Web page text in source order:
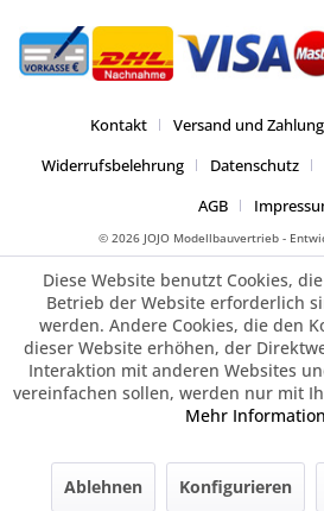
Kontakt
Versand und
Widerrufsbelehrung
Datenschutz
AGB
© 2026 JOJO Modellbauvertrieb -
Diese Website benutzt Cookies,
Betrieb der Website erforderlich
werden. Andere Cookies, die den
dieser Website erhöhen, der
Interaktion mit anderen Websites
vereinfachen sollen, werden nur mit
Mehr
Ablehnen Konfigurieren